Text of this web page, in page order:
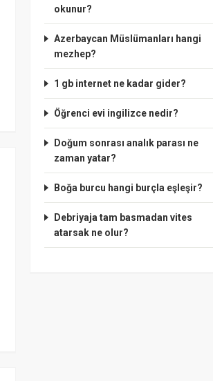
okunur?
Azerbaycan Müslümanları hangi
mezhep?
1 gb internet ne kadar gider?
Öğrenci evi ingilizce nedir?
Doğum sonrası analık parası ne
zaman yatar?
Boğa burcu hangi burçla eşleşir?
Debriyaja tam basmadan vites
atarsak ne olur?